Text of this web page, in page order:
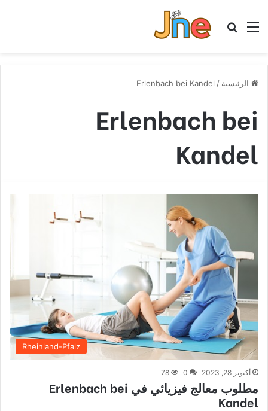
القائمة بحث عن
الرئيسية /
Erlenbach bei Kandel
Erlenbach bei
Kandel
Rheinland-Pfalz
أكتوبر 28, 2023 0
78
مطلوب معالج فيزيائي في Erlenbach bei
Kandel